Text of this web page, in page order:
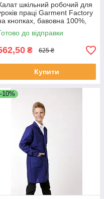
шкільний робочий для
праці Garment Factory
кнопках, бавовна 100%,
синій, 38 розмір | Халат
працюдо відправки
₴ 625 ₴
Купити